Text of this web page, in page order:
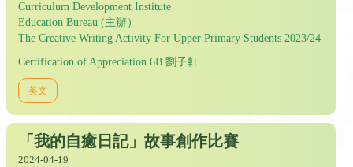
Curriculum Development Institute
Education Bureau (主辦）
The Creative Writing Activity For Upper Primary Students 2023/24
Certification of Appreciation 6B 劉子軒
英文
「我的自癒日記」故事創作比賽
2024-04-19